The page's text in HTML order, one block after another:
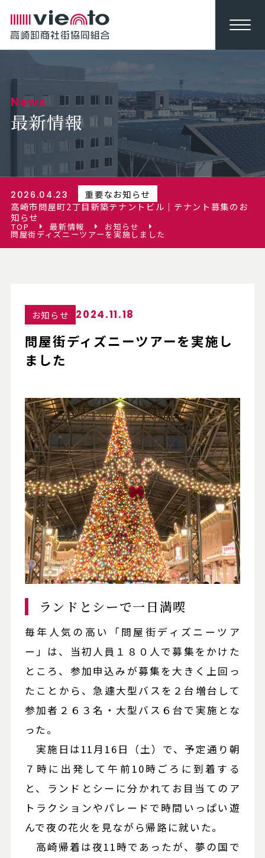
News
最新情報
2026.04.23
重要なお知らせ
高崎市問屋町2丁目新築テナントビル｜テナント募集のお
知らせ
TOP 最新情報 お知らせ
問屋街ディズニーツアーを実施しました
お知らせ 2024.11.18
問屋街ディズニーツアーを実施し
ました
ランドとシーで一日満喫
毎年人気の高い「問屋街ディズニーツア
ー」は、当初人員１８０人で募集をかけた
ところ、参加申込みが募集を大きく上回っ
たことから、急遽大型バスを２台増台して
参加者２６３名・大型バス６台で実施とな
った。
実施日は11月16日（土）で、予定通り朝
７時に出発して午前10時ごろに到着する
と、ランドとシーに分かれてお目当てのア
トラクションやパレードで時間いっぱい遊
んで夜の花火を見ながら帰路に就いた。
高崎帰着は夜11時であったが、夢の国で